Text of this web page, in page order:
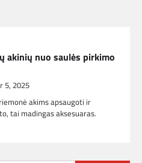
akinių nuo saulės pirkimo
5, 2025
akims apsaugoti ir
tai madingas aksesuaras.